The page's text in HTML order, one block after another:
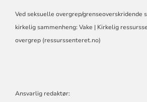
Ved seksuelle overgrep/grenseoverskridende
kirkelig sammenheng: Vake | Kirkelig
overgrep (ressurssenteret.no)
Ansvarlig redaktør: